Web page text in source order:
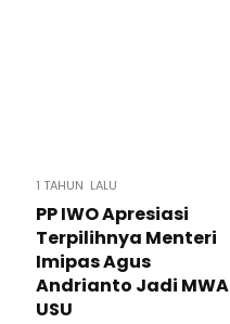
1 TAHUN LALU
PP IWO Apresiasi
Terpilihnya Menteri
Imipas Agus
Andrianto Jadi MWA
USU